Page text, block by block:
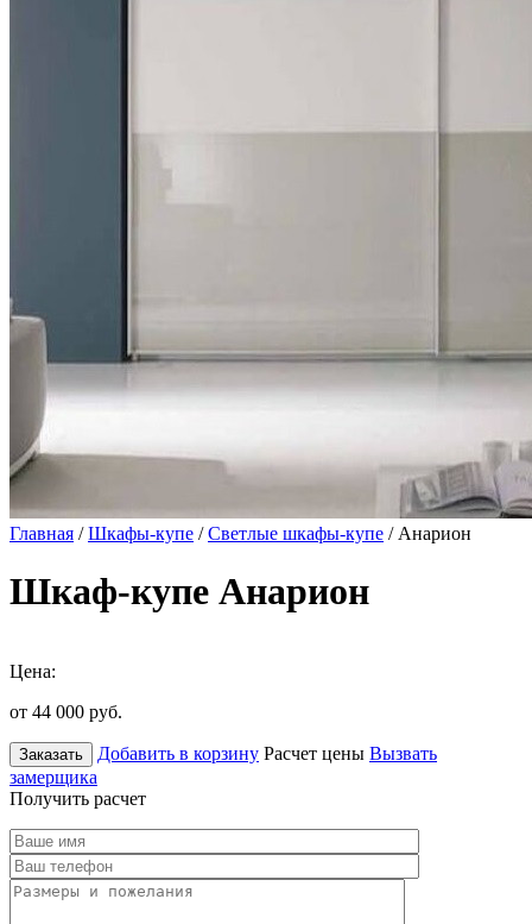
Главная /Шкафы-купе /Светлые шкафы-купе / Анарион
Шкаф-купе Анарион
Цена:
от 44 000 руб.
Заказать Добавить в корзину Расчет цены Вызвать
замерщика
Получить расчет